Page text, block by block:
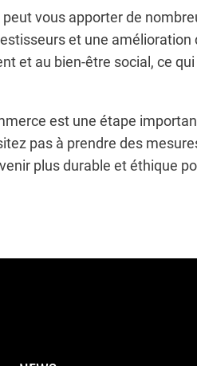
peut vous apporter de
et une
et au bien-être social, ce
est une étape
pas à prendre des
plus durable et éthique